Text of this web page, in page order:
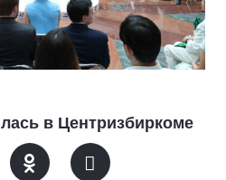
в Центризбиркоме